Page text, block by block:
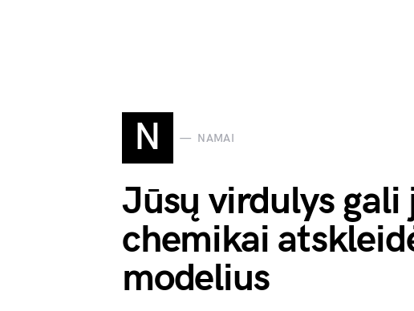
N NAMAI
Jūsų virdulys gali
chemikai
modelius